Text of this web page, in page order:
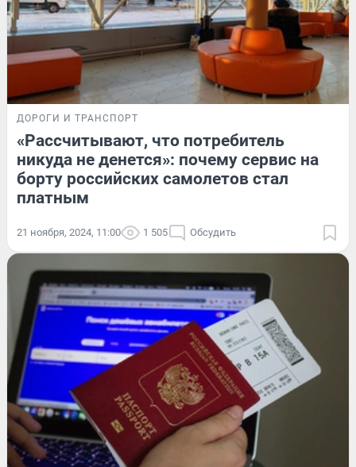
ДОРОГИ И ТРАНСПОРТ
«Рассчитывают, что потребитель
никуда не денется»: почему сервис на
борту российских самолетов стал
платным
21 ноября, 2024, 11:00 1 505 Обсудить